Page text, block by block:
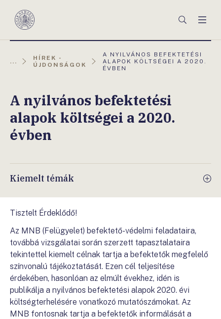
Magyar
Keresés
...
HÍREK -
ÚJDONSÁGOK
AKTUÁLIS
OLDAL:
A NYILVÁNOS BEFEKTETÉSI
ALAPOK KÖLTSÉGEI A 2020.
ÉVBEN
A nyilvános befektetési
alapok költségei a 2020.
évben
Kiemelt témák
Tisztelt Érdeklődő!
Az MNB (Felügyelet) befektető-védelmi feladataira,
továbbá vizsgálatai során szerzett tapasztalataira
tekintettel kiemelt célnak tartja a befektetők megfelelő
színvonalú tájékoztatását. Ezen cél teljesítése
érdekében, hasonlóan az elmúlt évekhez, idén is
publikálja a nyilvános befektetési alapok 2020. évi
költségterhelésére vonatkozó mutatószámokat. Az
MNB fontosnak tartja a befektetők informálását a